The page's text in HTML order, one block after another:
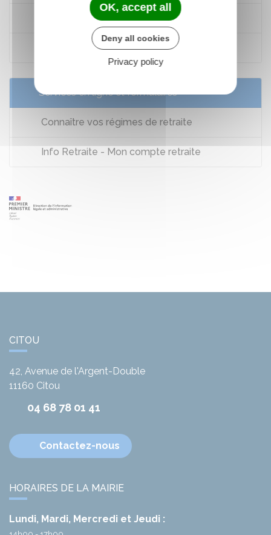
Le système et les régimes de retraite
Info-retraite
Services en ligne et formulaires
Connaître vos régimes de retraite
Info Retraite - Mon compte retraite
CITOU
42, Avenue de l'Argent-Double
11160 Citou
04 68 78 01 41
Contactez-nous
HORAIRES DE LA MAIRIE
Lundi, Mardi, Mercredi et Jeudi :
OK, accept all
Deny all cookies
Privacy policy